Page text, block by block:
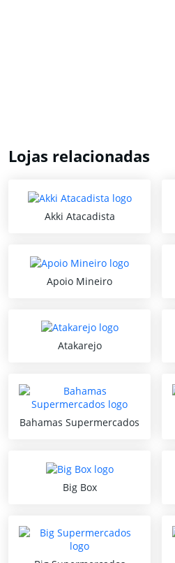
Lojas relacionadas
Akki Atacadista
Apoio Mineiro
Atakarejo
Bahamas Supermercados
Big Box